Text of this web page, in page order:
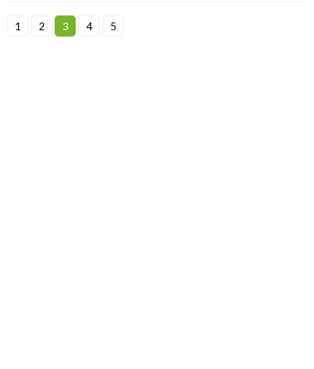
1 2 3 4 5